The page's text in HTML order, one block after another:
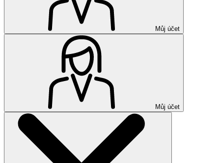
Můj účet
Můj účet